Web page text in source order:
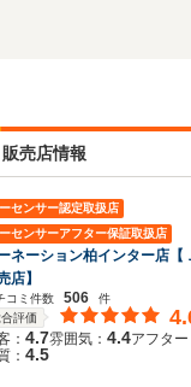
販売店情報
センサー認定取扱店
センサーアフター保証取扱店
ネーション柏インター店【
店】
コミ件数 506
件
評価
： 4.7雰囲気： 4.4アフター
： 4.5